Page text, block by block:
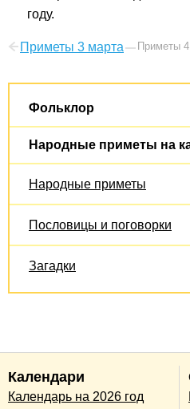
году.
Приметы 3 марта Приметы
Фольклор
Народные приметы на
Народные приметы
Пословицы и поговорки
Загадки
Календари
Календарь на 2026 год